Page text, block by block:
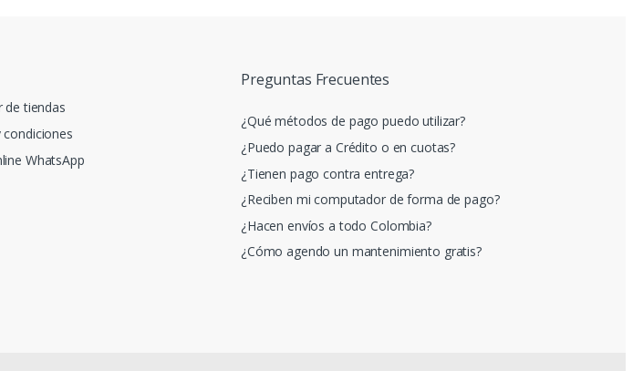
de tiendas
WhatsApp
Preguntas Frecuentes
¿Qué métodos de pago puedo utilizar?
¿Puedo pagar a Crédito o en cuotas?
¿Tienen pago contra entrega?
¿Reciben mi computador de forma de pago?
¿Hacen envíos a todo Colombia?
¿Cómo agendo un mantenimiento gratis?